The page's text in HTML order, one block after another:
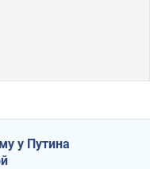
у Путина